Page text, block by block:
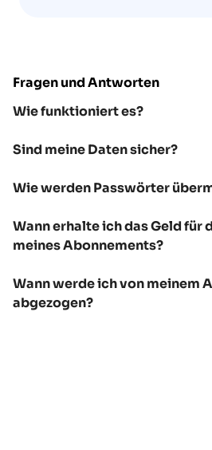
Fragen und Antworten
Wie funktioniert es?
Sind meine Daten sicher?
Wie werden Passwörter
Wann erhalte ich das Geld für
meines Abonnements?
Wann werde ich von meinem
abgezogen?